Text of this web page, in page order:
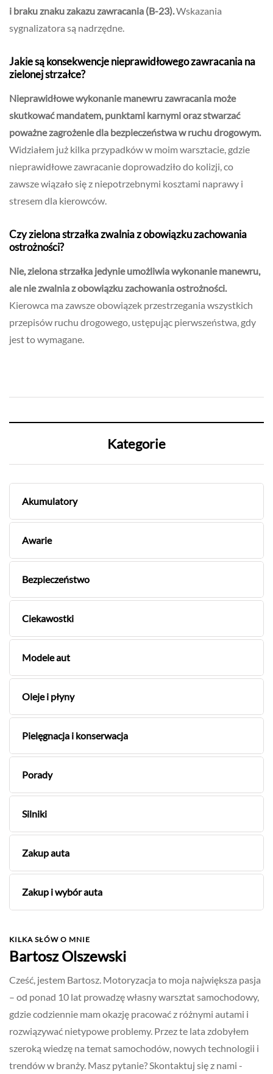
i braku znaku zakazu zawracania (B-23).Wskazania
sygnalizatora są nadrzędne.
Jakie są konsekwencje nieprawidłowego zawracania na
zielonej strzałce?
Nieprawidłowe wykonanie manewru zawracania może
skutkować mandatem, punktami karnymi oraz stwarzać
poważne zagrożenie dla bezpieczeństwa w ruchu drogowym.
Widziałem już kilka przypadków w moim warsztacie, gdzie
nieprawidłowe zawracanie doprowadziło do kolizji, co
zawsze wiązało się z niepotrzebnymi kosztami naprawy i
stresem dla kierowców.
Czy zielona strzałka zwalnia z obowiązku zachowania
ostrożności?
Nie, zielona strzałka jedynie umożliwia wykonanie manewru,
ale nie zwalnia z obowiązku zachowania ostrożności.
Kierowca ma zawsze obowiązek przestrzegania wszystkich
przepisów ruchu drogowego, ustępując pierwszeństwa, gdy
jest to wymagane.
Kategorie
Akumulatory
Awarie
Bezpieczeństwo
Ciekawostki
Modele aut
Oleje i płyny
Pielęgnacja i konserwacja
Porady
Silniki
Zakup auta
Zakup i wybór auta
KILKA SŁÓW O MNIE
Bartosz Olszewski
Cześć, jestem Bartosz. Motoryzacja to moja największa pasja
– od ponad 10 lat prowadzę własny warsztat samochodowy,
gdzie codziennie mam okazję pracować z różnymi autami i
rozwiązywać nietypowe problemy. Przez te lata zdobyłem
szeroką wiedzę na temat samochodów, nowych technologii i
trendów w branży. Masz pytanie? Skontaktuj się z nami -